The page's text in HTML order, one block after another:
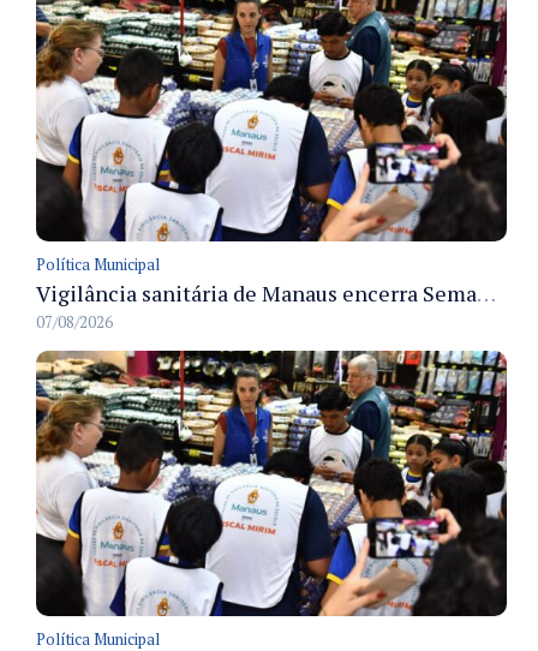
Política Municipal
Vigilância sanitária de Manaus encerra Semana da Vigilância com painel para médicos recém-formados e projeto Fiscal Mirim
07/08/2026
Política Municipal